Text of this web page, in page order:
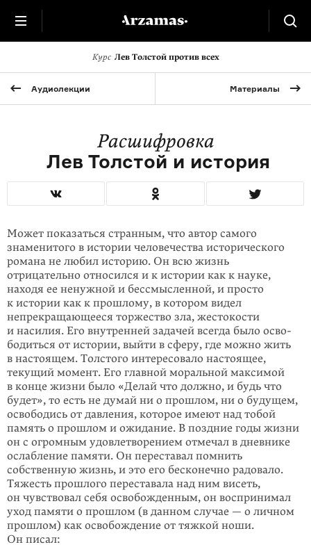
Курс Лев Толстой против всех
Аудиолекции Материалы
Расшифровка
Лев Толстой и история
Может показаться странным, что автор самого
знаменитого в истории челове­чества исторического
романа не любил историю. Он всю жизнь
отрицательно относился и к истории как к науке,
находя ее ненужной и бессмысленной, и про­сто
к истории как к прошлому, в котором видел
непрекращающееся тор­жество зла, жестокости
и насилия. Его внутренней задачей всегда было осво­
бодиться от истории, выйти в сферу, где можно жить
в настоящем. Толсто­го интересовало настоящее,
текущий момент. Его главной моральной макси­мой
в конце жизни было «Делай что должно, и будь что
будет», то есть не ду­май ни о прошлом, ни о будущем,
освободись от давления, которое имеют над то­бой
память о прошлом и ожидание. В поздние годы жизни
он с огромным удо­влетворением отмечал в дневнике
ослабление памяти. Он переставал пом­нить
собственную жизнь, и это его бесконечно радовало.
Тяжесть прошлого пере­ставала над ним висеть,
он чувствовал себя освобожденным, он восприни­мал
уход памяти о прошлом (в данном случае — о личном
прошлом) как осво­бож­де­ние от тяжкой ноши.
Он писал: